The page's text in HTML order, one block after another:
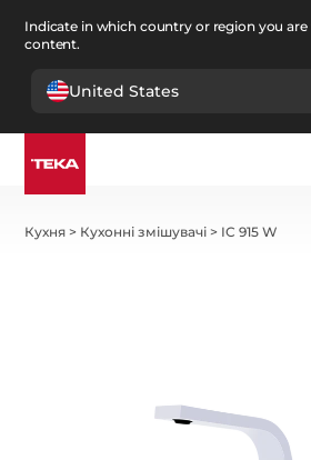
Indicate in which country or region you are
content.
United States
Кухня > Кухонні змішувачі > IC 915 W